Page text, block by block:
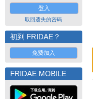
取回遗失的密码
初到 FRIDAE？
免费加入
FRIDAE MOBILE